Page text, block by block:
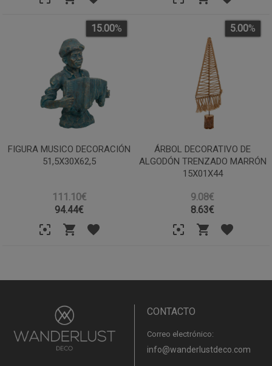
FIGURA MUSICO DECORACIÓN
51,5X30X62,5
111.10€
15.00%
94.44€
ÁRBOL DECORATIVO DE
ALGODÓN TRENZADO MARRÓN
15X01X44
9.08€
5.00%
8.63€
CONTACTO
Correo electrónico:
info@wanderlustdeco.com